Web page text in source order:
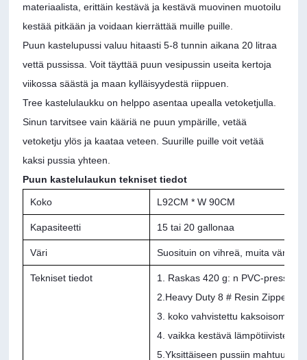
materiaalista, erittäin kestävä ja kestävä muovinen muotoilu
kestää pitkään ja voidaan kierrättää muille puille.
Puun kastelupussi valuu hitaasti 5-8 tunnin aikana 20 litraa
vettä pussissa. Voit täyttää puun vesipussin useita kertoja
viikossa säästä ja maan kylläisyydestä riippuen.
Tree kastelulaukku on helppo asentaa upealla vetoketjulla.
Sinun tarvitsee vain kääriä ne puun ympärille, vetää
vetoketju ylös ja kaataa veteen. Suurille puille voit vetää
kaksi pussia yhteen.
Puun kastelulaukun tekniset tiedot
Koko L92CM * W 90CM
Kapasiteetti 15 tai 20 gallonaa
Väri Suosituin on vihreä, muita värejä
Tekniset tiedot
1. Raskas 420 g: n PVC-pressu
2.Heavy Duty 8 # Resin Zipper ja
3. koko vahvistettu kaksoisompelu
4. vaikka kestävä lämpötiiviste
5.Yksittäiseen pussiin mahtuu